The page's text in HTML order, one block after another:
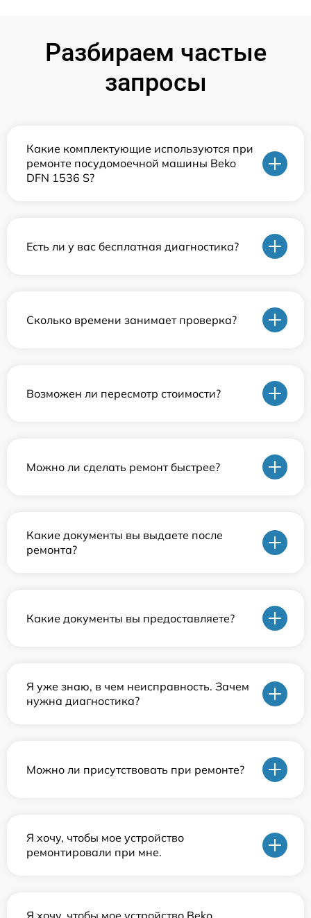
Разбираем частые
запросы
Какие комплектующие используются при
ремонте посудомоечной машины Beko
DFN 1536 S?
Есть ли у вас бесплатная диагностика?
Сколько времени занимает проверка?
Возможен ли пересмотр стоимости?
Можно ли сделать ремонт быстрее?
Какие документы вы выдаете после
ремонта?
Какие документы вы предоставляете?
Я уже знаю, в чем неисправность. Зачем
нужна диагностика?
Можно ли присутствовать при ремонте?
Я хочу, чтобы мое устройство
ремонтировали при мне.
Я хочу, чтобы мое устройство Beko